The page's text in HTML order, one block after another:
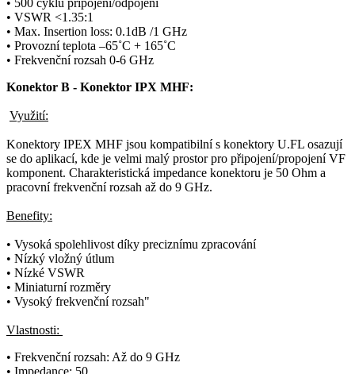
• VSWR <1.35:1
• Max. Insertion loss: 0.1dB /1 GHz
• Provozní teplota –65˚C + 165˚C
• Frekvenční rozsah 0-6 GHz
Konektor B - Konektor IPX MHF:
Využití:
Konektory IPEX MHF jsou kompatibilní s konektory U.FL osazují
se do aplikací, kde je velmi malý prostor pro připojení/propojení VF
komponent. Charakteristická impedance konektoru je 50 Ohm a
pracovní frekvenční rozsah až do 9 GHz.
Benefity:
• Vysoká spolehlivost díky preciznímu zpracování
• Nízký vložný útlum
• Nízké VSWR
• Miniaturní rozměry
• Vysoký frekvenční rozsah"
Vlastnosti:
• Frekvenční rozsah: Až do 9 GHz
• Impedance: 50